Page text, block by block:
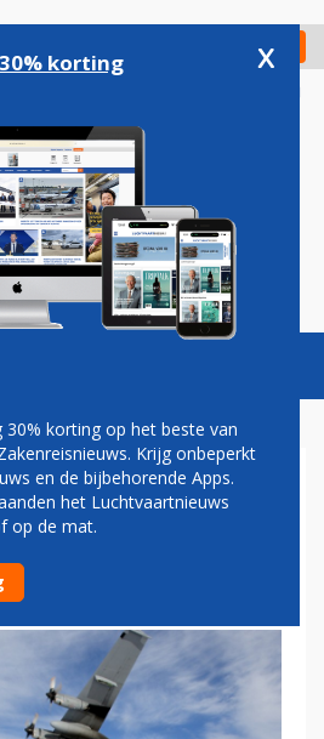
Check in
Podcasts Vacatures
SINT
korting x
korting op het beste van
Krijg onbeperkt
en de bijbehorende Apps.
het Luchtvaartnieuws
op de mat.